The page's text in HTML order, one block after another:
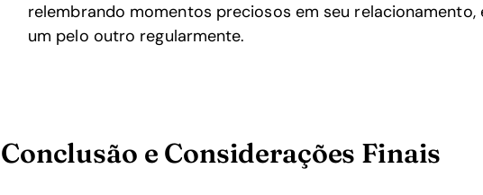
relembrando momentos preciosos em seu relacionamento,
um pelo outro regularmente.
Conclusão e Considerações Finais